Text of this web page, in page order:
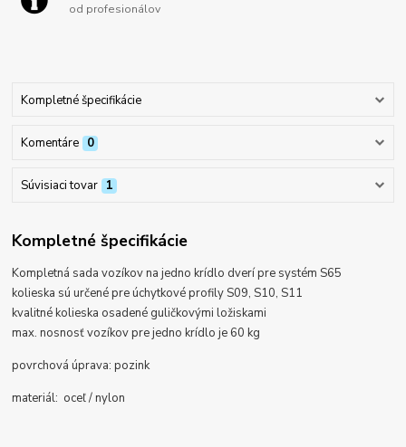
od profesionálov
Kompletné špecifikácie
Komentáre 0
Súvisiaci tovar 1
Kompletné špecifikácie
Kompletná sada vozíkov na jedno krídlo dverípre systém S65
kolieska sú určené pre úchytkové profily S09, S10, S11
kvalitné kolieska osadené guličkovými ložiskami
max. nosnosť vozíkov pre jedno krídlo je 60 kg
povrchová úprava:pozink
materiál: oceľ / nylon